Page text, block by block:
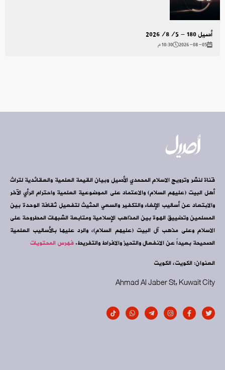
أصيل 180 - 2026/8/5
2026-08-05 10:30 م
قناة لنشر وترويج الاسلام المحمدي الأصيل وبيان القيمة العلمية والعقائدية لتراث
أهل البيت (عليهم السلام) والاعتماد على الموضوعية العلمية واحترام الرأي الآخر
والابتعاد عن أساليب الإلغاء والتكفير والسعي الحثيث لتفعيل ثقافة الوحدة بين
المسلمين وتضييق الهوة بين المذاهب الإسلامية ومتابعة الشبهات المطروحة على
الاسلام وعلى مذهب آل البيت (عليهم السلام)، والرد عليها بالأساليب العلمية
الصحيحة بعيداً عن الانفعال والتحيز والافراط والتفريط.فهرس المحتويات
العنوان: الكويت، الكويت
Ahmad Al Jaber St, Kuwait City